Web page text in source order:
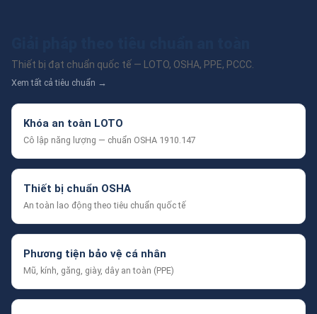
Thiết bị đạt chuẩn quốc tế — LOTO, OSHA, PPE, PCCC.
Xem tất cả tiêu chuẩn →
Khóa an toàn LOTO
Cô lập năng lượng — chuẩn OSHA 1910.147
Thiết bị chuẩn OSHA
An toàn lao động theo tiêu chuẩn quốc tế
Phương tiện bảo vệ cá nhân
Mũ, kính, găng, giày, dây an toàn (PPE)